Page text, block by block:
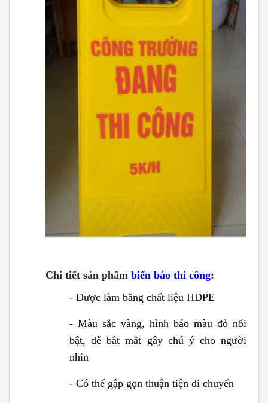
Chi tiết sản phẩm biển báo thi công:
- Được làm bằng chất liệu HDPE
- Màu sắc vàng, hình báo màu đỏ nổi
bật, dễ bắt mắt gây chú ý cho người
nhìn
- Có thể gập gọn thuận tiện di chuyển